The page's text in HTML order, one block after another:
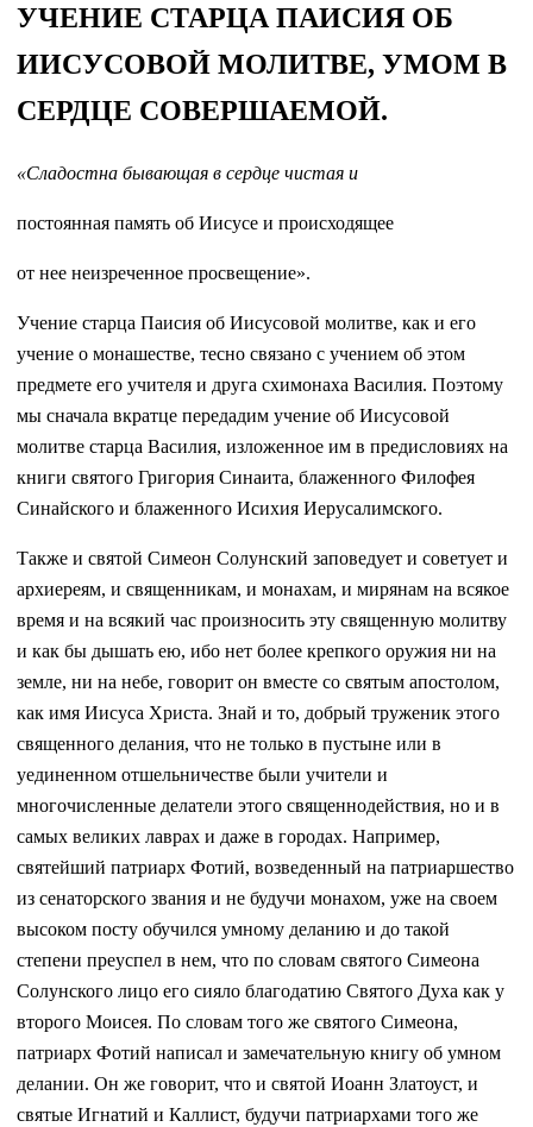
УЧЕНИЕ СТАРЦА ПАИСИЯ ОБ
ИИСУСОВОЙ МОЛИТВЕ, УМОМ В
СЕРДЦЕ СОВЕРШАЕМОЙ.
«Сладостна бывающая в сердце чистая и
постоянная память об Иисусе и происходящее
от нее неизреченное просвещение».
Учение старца Паисия об Иисусовой молитве, как и его
учение о монашестве, тесно связано с учением об этом
предмете его учителя и друга схимонаха Василия. Поэтому
мы сначала вкратце передадим учение об Иисусовой
молитве старца Василия, изложенное им в предисловиях на
книги святого Григория Синаита, блаженного Филофея
Синайского и блаженного Исихия Иерусалимского.
Также и святой Симеон Солунский заповедует и советует и
архиереям, и священникам, и монахам, и мирянам на всякое
время и на всякий час произносить эту священную молитву
и как бы дышать ею, ибо нет более крепкого оружия ни на
земле, ни на небе, говорит он вместе со святым апостолом,
как имя Иисуса Христа. Знай и то, добрый труженик этого
священного делания, что не только в пустыне или в
уединенном отшельничестве были учители и
многочисленные делатели этого священнодействия, но и в
самых великих лаврах и даже в городах. Например,
святейший патриарх Фотий, возведенный на патриаршество
из сенаторского звания и не будучи монахом, уже на своем
высоком посту обучился умному деланию и до такой
степени преуспел в нем, что по словам святого Симеона
Солунского лицо его сияло благодатию Святого Духа как у
второго Моисея. По словам того же святого Симеона,
патриарх Фотий написал и замечательную книгу об умном
делании. Он же говорит, что и святой Иоанн Златоуст, и
святые Игнатий и Каллист, будучи патриархами того же